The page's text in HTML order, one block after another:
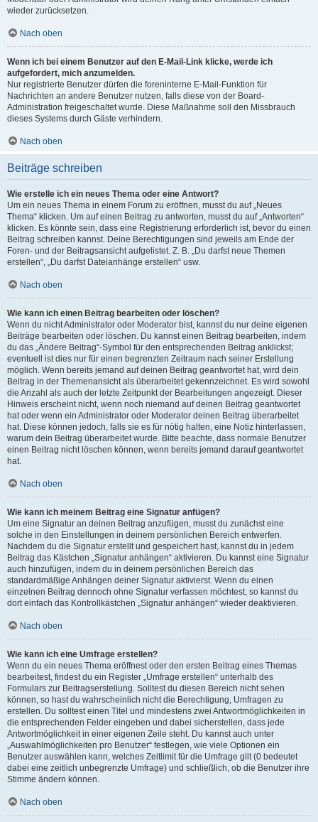
wieder zurücksetzen.
Nach oben
Wenn ich bei einem Benutzer auf den E-Mail-Link klicke, werde ich
aufgefordert, mich anzumelden.
Nur registrierte Benutzer dürfen die foreninterne E-Mail-Funktion für
Nachrichten an andere Benutzer nutzen, falls diese von der Board-
Administration freigeschaltet wurde. Diese Maßnahme soll den Missbrauch
dieses Systems durch Gäste verhindern.
Nach oben
Beiträge schreiben
Wie erstelle ich ein neues Thema oder eine Antwort?
Um ein neues Thema in einem Forum zu eröffnen, musst du auf „Neues
Thema“ klicken. Um auf einen Beitrag zu antworten, musst du auf „Antworten“
klicken. Es könnte sein, dass eine Registrierung erforderlich ist, bevor du einen
Beitrag schreiben kannst. Deine Berechtigungen sind jeweils am Ende der
Foren- und der Beitragsansicht aufgelistet. Z. B. „Du darfst neue Themen
erstellen“, „Du darfst Dateianhänge erstellen“ usw.
Nach oben
Wie kann ich einen Beitrag bearbeiten oder löschen?
Wenn du nicht Administrator oder Moderator bist, kannst du nur deine eigenen
Beiträge bearbeiten oder löschen. Du kannst einen Beitrag bearbeiten, indem
du das „Ändere Beitrag“-Symbol für den entsprechenden Beitrag anklickst;
eventuell ist dies nur für einen begrenzten Zeitraum nach seiner Erstellung
möglich. Wenn bereits jemand auf deinen Beitrag geantwortet hat, wird dein
Beitrag in der Themenansicht als überarbeitet gekennzeichnet. Es wird sowohl
die Anzahl als auch der letzte Zeitpunkt der Bearbeitungen angezeigt. Dieser
Hinweis erscheint nicht, wenn noch niemand auf deinen Beitrag geantwortet
hat oder wenn ein Administrator oder Moderator deinen Beitrag überarbeitet
hat. Diese können jedoch, falls sie es für nötig halten, eine Notiz hinterlassen,
warum dein Beitrag überarbeitet wurde. Bitte beachte, dass normale Benutzer
einen Beitrag nicht löschen können, wenn bereits jemand darauf geantwortet
hat.
Nach oben
Wie kann ich meinem Beitrag eine Signatur anfügen?
Um eine Signatur an deinen Beitrag anzufügen, musst du zunächst eine
solche in den Einstellungen in deinem persönlichen Bereich entwerfen.
Nachdem du die Signatur erstellt und gespeichert hast, kannst du in jedem
Beitrag das Kästchen „Signatur anhängen“ aktivieren. Du kannst eine Signatur
auch hinzufügen, indem du in deinem persönlichen Bereich das
standardmäßige Anhängen deiner Signatur aktivierst. Wenn du einen
einzelnen Beitrag dennoch ohne Signatur verfassen möchtest, so kannst du
dort einfach das Kontrollkästchen „Signatur anhängen“ wieder deaktivieren.
Nach oben
Wie kann ich eine Umfrage erstellen?
Wenn du ein neues Thema eröffnest oder den ersten Beitrag eines Themas
bearbeitest, findest du ein Register „Umfrage erstellen“ unterhalb des
Formulars zur Beitragserstellung. Solltest du diesen Bereich nicht sehen
können, so hast du wahrscheinlich nicht die Berechtigung, Umfragen zu
erstellen. Du solltest einen Titel und mindestens zwei Antwortmöglichkeiten in
die entsprechenden Felder eingeben und dabei sicherstellen, dass jede
Antwortmöglichkeit in einer eigenen Zeile steht. Du kannst auch unter
„Auswahlmöglichkeiten pro Benutzer“ festlegen, wie viele Optionen ein
Benutzer auswählen kann, welches Zeitlimit für die Umfrage gilt (0 bedeutet
dabei eine zeitlich unbegrenzte Umfrage) und schließlich, ob die Benutzer ihre
Stimme ändern können.
Nach oben